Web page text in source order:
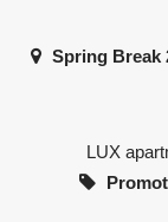
Spring Break
LUX